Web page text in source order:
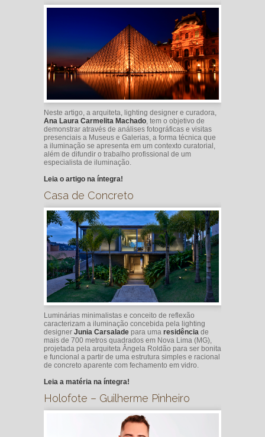
Neste artigo, a arquiteta, lighting designer e curadora,
Ana Laura Carmelita Machado, tem o objetivo de
demonstrar através de análises fotográficas e visitas
presenciais a Museus e Galerias, a forma técnica que
a iluminação se apresenta em um contexto curatorial,
além de difundir o trabalho profissional de um
especialista de iluminação.
Leia o artigo na íntegra!
Casa de Concreto
Luminárias minimalistas e conceito de reflexão
caracterizam a iluminação concebida pela lighting
designer Junia Carsalade para uma residência de
mais de 700 metros quadrados em Nova Lima (MG),
projetada pela arquiteta Ângela Roldão para ser bonita
e funcional a partir de uma estrutura simples e racional
de concreto aparente com fechamento em vidro.
Leia a matéria na íntegra!
Holofote – Guilherme Pinheiro